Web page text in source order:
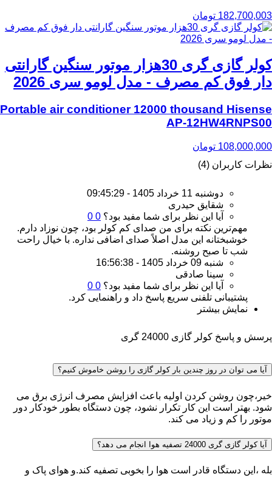
182,700,003 تومان
کولر گازی گری 30هزار موتور سنگین گارانتی
دار فوق کم مصرف - مدل لومو سری 2026
Portable air conditioner 12000 thousand Hisense
AP-12HW4RNPS00
108,000,000 تومان
نظرات کاربران (4)
دوشنبه 11 خرداد 1405 - 09:45:29
شقایق حیدری
آیا این نظر برای شما مفید بود؟ 0
0
مهم‌ترین نکته برای من صدای کم کولر بود، چون نوزاد دارم.
خوشبختانه این مدل اصلاً صدای اضافی نداره. با خیال راحت
شب تا صبح روشنه.
شنبه 09 خرداد 1405 - 16:56:38
سینا صادقی
آیا این نظر برای شما مفید بود؟ 0
0
پشتیبانی تلفنی سریع پاسخ داد و راهنمایی کرد.
نمایش بیشتر
پرسش و پاسخ کولر گازی 24000 گری
آیا می توان در روز چندین بار کولر گازی را روشن خاموش کنیم؟
خیر،چون روشن کردن اولیه باعث افزایش مصرف انرژی برق می
شود. بهتر است این کار تکرار نشود، چون دستگاه بطور خودکار دور
موتور را کم و زیاد می کند.
آیا کولر گازی گری 24000 تصفیه هوا انجام می دهد؟
بله ،این دستگاه قادر است هوا را بخوبی تصفیه کند.و هوای پاک و